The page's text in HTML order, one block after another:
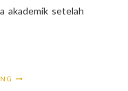
akademik setelah